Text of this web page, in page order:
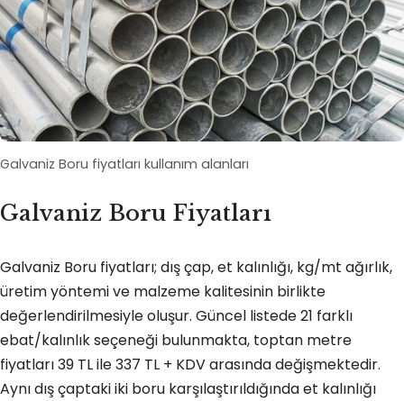
Galvaniz Boru fiyatları kullanım alanları
Galvaniz Boru Fiyatları
Galvaniz Boru fiyatları; dış çap, et kalınlığı, kg/mt ağırlık,
üretim yöntemi ve malzeme kalitesinin birlikte
değerlendirilmesiyle oluşur. Güncel listede 21 farklı
ebat/kalınlık seçeneği bulunmakta, toptan metre
fiyatları 39 TL ile 337 TL + KDV arasında değişmektedir.
Aynı dış çaptaki iki boru karşılaştırıldığında et kalınlığı